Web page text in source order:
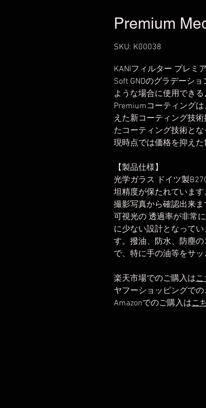
Premium
SKU: K00038
KANIフィルター プレミ
Soft GNDのグラデーシ
ような場合に使用でき
Premiumコーティング
えた新コーティング技
たコーティング技術とな
現時点では価格を抑えた
【製品仕様】
光学ガラス ドイツ製
坦精度が保たれていま
撮影写真から確認出来ま
可視光の 透過率が非常
に少ない設計となって
す。撥油、防水、防塵
で、特に手の油等をサ
楽天市場でのご購入はこ
ヤフーショッピングで
Amazonでのご購入はこ